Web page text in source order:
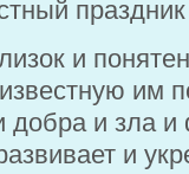
и
им
добра и зла
и